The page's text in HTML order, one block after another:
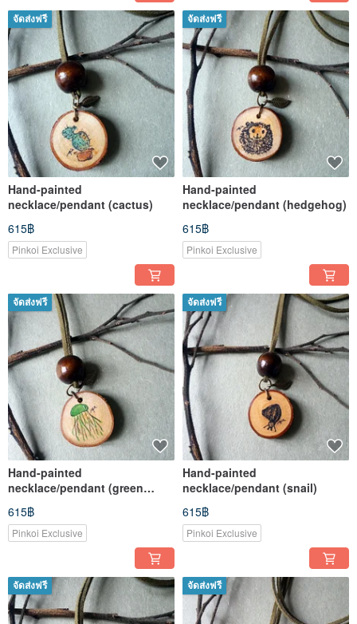
จัดส่งฟรี
Hand-painted
necklace/pendant (cactus)
615฿
Pinkoi Exclusive
จัดส่งฟรี
Hand-painted
necklace/pendant (hedgehog)
615฿
Pinkoi Exclusive
จัดส่งฟรี
Hand-painted
necklace/pendant (green
jellyfish)
615฿
Pinkoi Exclusive
จัดส่งฟรี
Hand-painted
necklace/pendant (snail)
615฿
Pinkoi Exclusive
จัดส่งฟรี จัดส่งฟรี